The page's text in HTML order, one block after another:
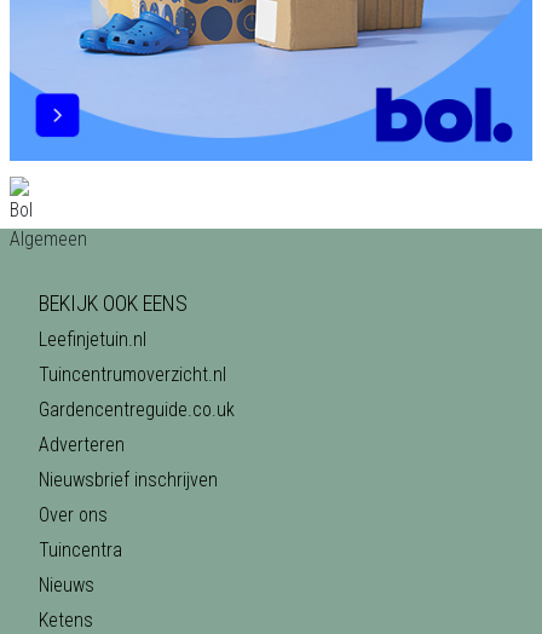
BEKIJK OOK EENS
Leefinjetuin.nl
Tuincentrumoverzicht.nl
Gardencentreguide.co.uk
Adverteren
Nieuwsbrief inschrijven
Over ons
Tuincentra
Nieuws
Ketens